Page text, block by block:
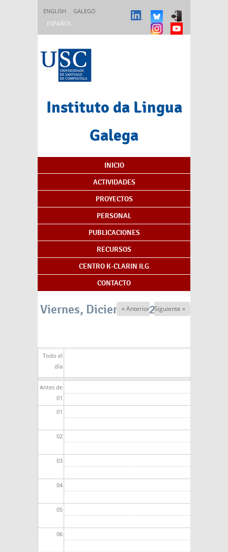
ENGLISH
GALEGO
ESPAÑOL
Instituto da Lingua
Galega
Índice de contenidos
INICIO
ACTIVIDADES
PROYECTOS
PERSONAL
PUBLICACIONES
RECURSOS
CENTRO K-CLARIN ILG
CONTACTO
Viernes, Diciembre 12, 2025
« Anterior Siguiente »
Todo el
día
Antes de
01
01
02
03
04
05
06